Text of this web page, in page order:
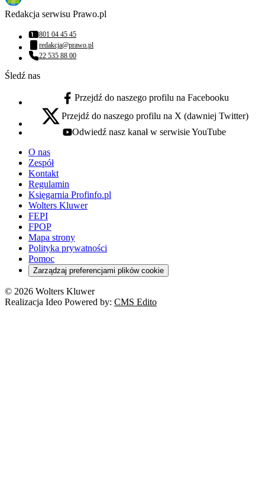
Redakcja serwisu Prawo.pl
Numer telefonu:
801 04 45 45
Adres email:
redakcja@prawo.pl
Numer telefonu:
22 535 88 00
Śledź nas
facebook - otwiera się w nowej karcie
Przejdź do naszego profilu na Facebooku
x - otwiera się w nowej karcie
Przejdź do naszego profilu na X (dawniej Twitter)
youtube - otwiera się w nowej karcie
Odwiedź nasz kanał w serwisie YouTube
O nas
Zespół
Kontakt
Regulamin
Księgarnia Profinfo.pl
Wolters Kluwer
FEPI
FPOP
Mapa strony
Polityka prywatności
Pomoc
Zarządzaj preferencjami plików cookie
© 2026 Wolters Kluwer
Realizacja Ideo Powered by: CMS Edito